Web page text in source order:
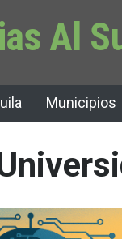
Al
Municipios